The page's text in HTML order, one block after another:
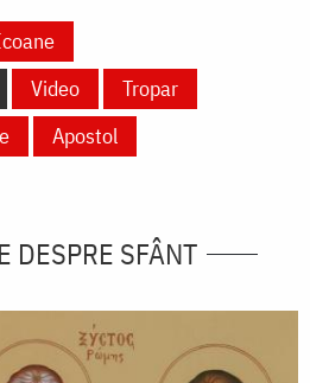
Video
Tropar
Apostol
DESPRE SFÂNT